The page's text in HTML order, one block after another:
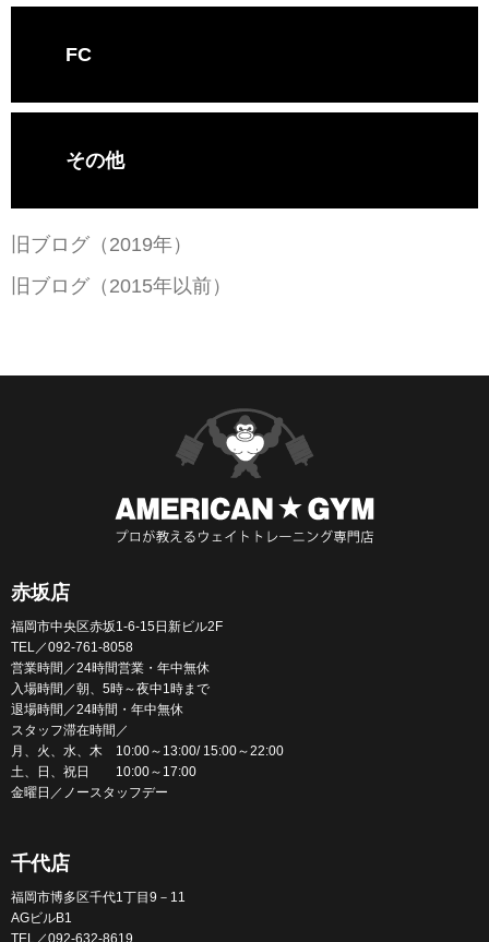
FC
その他
旧ブログ（2019年）
旧ブログ（2015年以前）
赤坂店
福岡市中央区赤坂1-6-15日新ビル2F
TEL／092-761-8058
営業時間／24時間営業・年中無休
入場時間／朝、5時～夜中1時まで
退場時間／24時間・年中無休
スタッフ滞在時間／
月、火、水、木 10:00～13:00/ 15:00～22:00
土、日、祝日 10:00～17:00
金曜日／ノースタッフデー
千代店
福岡市博多区千代1丁目9－11
AGビルB1